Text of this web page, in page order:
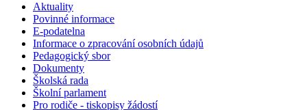
Aktuality
Povinné informace
E-podatelna
Informace o zpracování osobních údajů
Pedagogický sbor
Dokumenty
Školská rada
Školní parlament
Pro rodiče - tiskopisy žádostí